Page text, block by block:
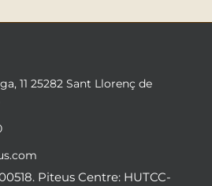
11 25282 Sant Llorenç de
Piteus Centre: HUTCC-